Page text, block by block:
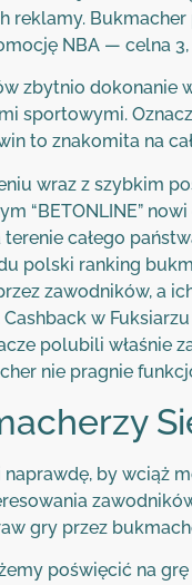
reklamy.
NBA — celna
zbytnio dokonanie
sportowymi.
to znakomita na
wraz z szybkim
“BETONLINE”
całego
polski ranking
zawodników, a
w
polubili właśnie
nie pragnie
by wciąż
gry przez
poświęcić na